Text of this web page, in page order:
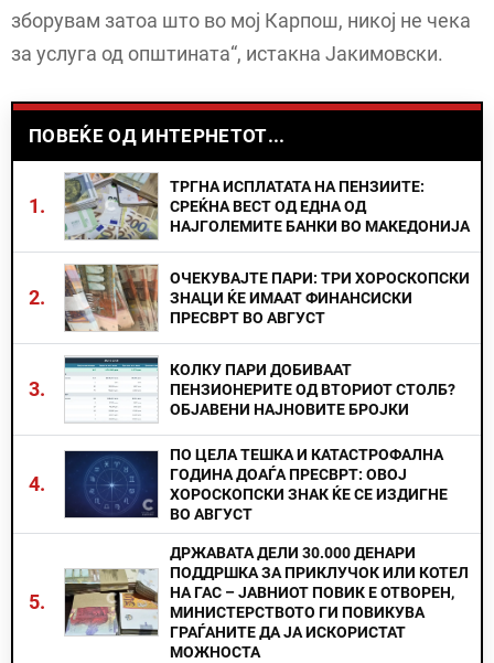
зборувам затоа што во мој Карпош, никој не чека
за услуга од општината“, истакна Јакимовски.
ПОВЕЌЕ ОД ИНТЕРНЕТОТ...
1.
ТРГНА ИСПЛАТАТА НА ПЕНЗИИТЕ:
СРЕЌНА ВЕСТ ОД ЕДНА ОД
НАЈГОЛЕМИТЕ БАНКИ ВО МАКЕДОНИЈА
2.
ОЧЕКУВАЈТЕ ПАРИ: ТРИ ХОРОСКОПСКИ
ЗНАЦИ ЌЕ ИМААТ ФИНАНСИСКИ
ПРЕСВРТ ВО АВГУСТ
3.
КОЛКУ ПАРИ ДОБИВААТ
ПЕНЗИОНЕРИТЕ ОД ВТОРИОТ СТОЛБ?
ОБЈАВЕНИ НАЈНОВИТЕ БРОЈКИ
4.
ПО ЦЕЛА ТЕШКА И КАТАСТРОФАЛНА
ГОДИНА ДОАЃА ПРЕСВРТ: ОВОЈ
ХОРОСКОПСКИ ЗНАК ЌЕ СЕ ИЗДИГНЕ
ВО АВГУСТ
5.
ДРЖАВАТА ДЕЛИ 30.000 ДЕНАРИ
ПОДДРШКА ЗА ПРИКЛУЧОК ИЛИ КОТЕЛ
НА ГАС – ЈАВНИОТ ПОВИК Е ОТВОРЕН,
МИНИСТЕРСТВОТО ГИ ПОВИКУВА
ГРАЃАНИТЕ ДА ЈА ИСКОРИСТАТ
МОЖНОСТА